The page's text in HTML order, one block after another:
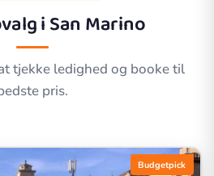
iSan Marino
tjekke ledighed og booke til
pris.
Budgetpick